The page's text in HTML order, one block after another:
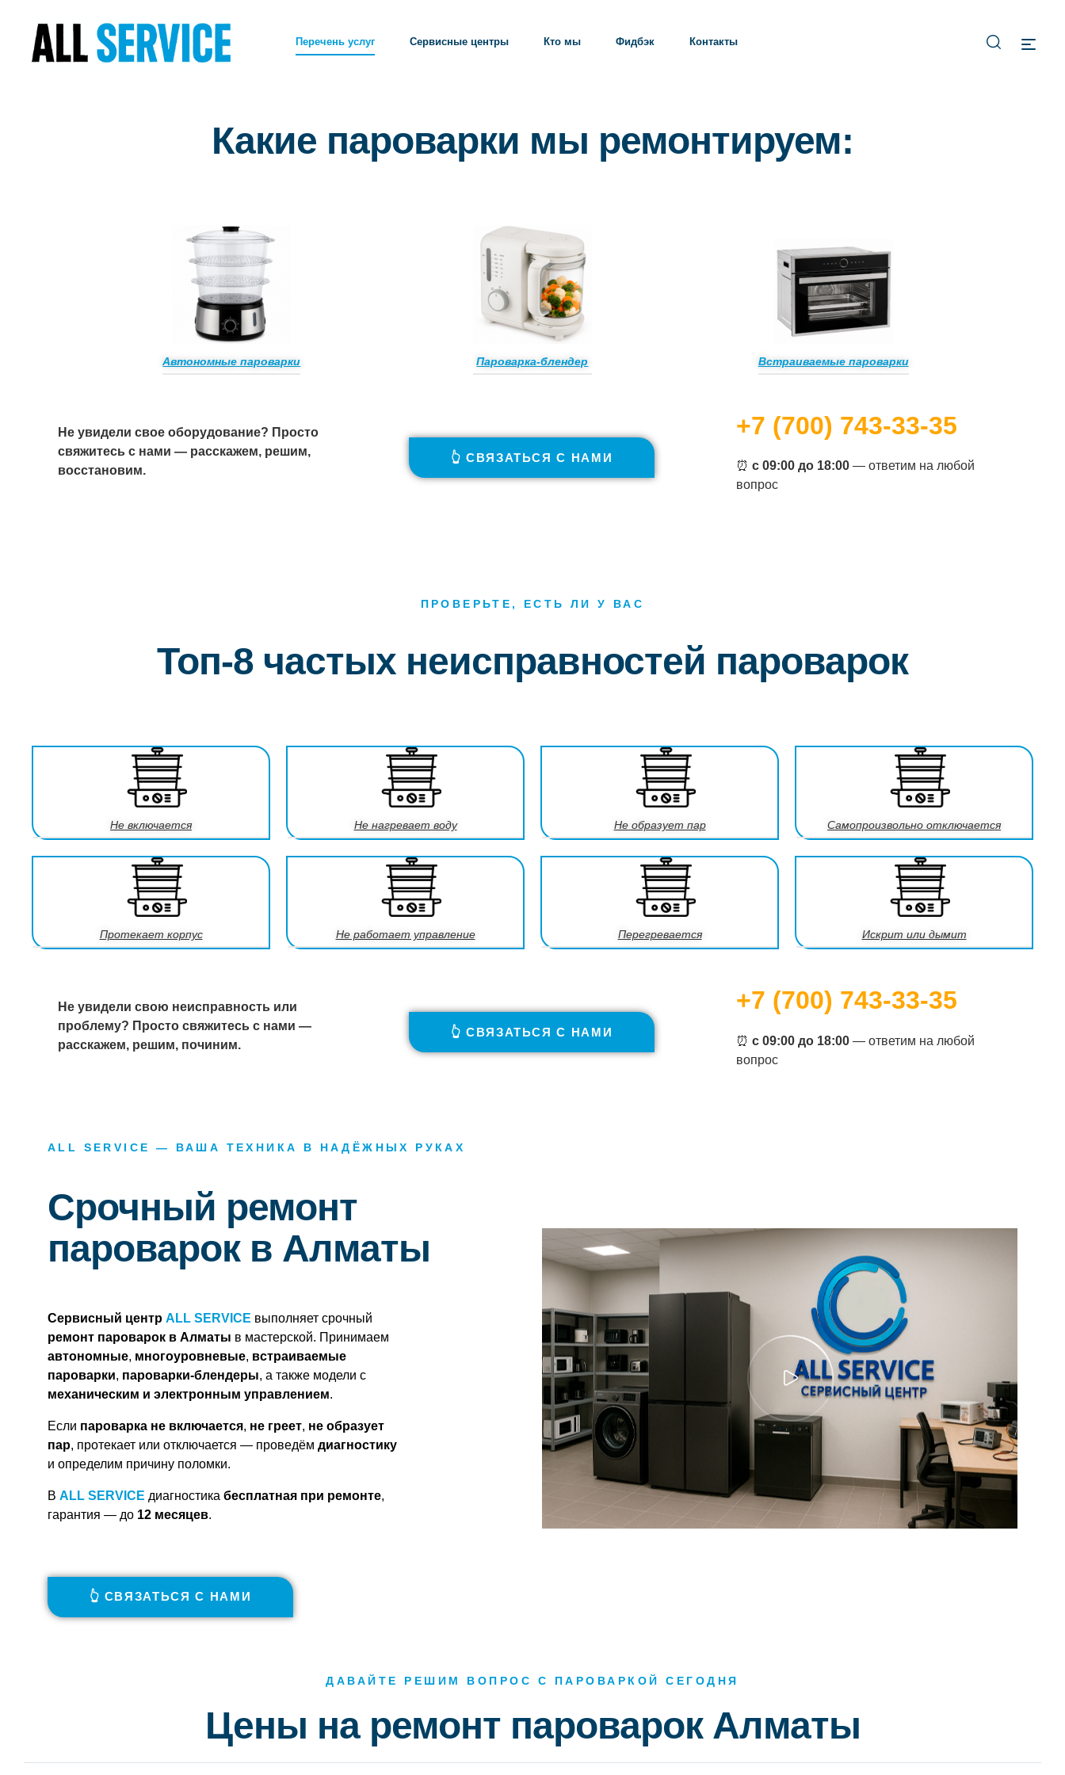
Перечень услуг Сервисные центры Кто мы Фидбэк Контакты
Какие пароварки мы ремонтируем:
Автономные пароварки Пароварка-блендер Встраиваемые пароварки
Не увидели свое оборудование? Просто
свяжитесь с нами — расскажем, решим,
восстановим.
👆 СВЯЗАТЬСЯ С НАМИ
+7 (700) 743-33-35
⏰ с 09:00 до 18:00— ответим на любой
вопрос
ПРОВЕРЬТЕ, ЕСТЬ ЛИ У ВАС
Топ-8 частых неисправностей пароварок
Не включается Не нагревает воду Не образует пар Самопроизвольно отключается
Протекает корпус Не работает управление Перегревается Искрит или дымит
Не увидели свою неисправность или
проблему? Просто свяжитесь с нами —
расскажем, решим, починим.
👆 СВЯЗАТЬСЯ С НАМИ
+7 (700) 743-33-35
⏰ с 09:00 до 18:00— ответим на любой
вопрос
ALL SERVICE — ВАША ТЕХНИКА В НАДЁЖНЫХ РУКАХ
Срочный ремонт
пароварок в Алматы
Сервисный центр ALL SERVICE выполняет срочный
ремонт пароварок в Алматы в мастерской. Принимаем
автономные, многоуровневые, встраиваемые
пароварки, пароварки-блендеры, а также модели с
механическим и электронным управлением.
Если пароварка не включается, не греет, не образует
пар, протекает или отключается — проведём диагностику
и определим причину поломки.
В ALL SERVICE диагностика бесплатная при ремонте,
гарантия — до 12 месяцев.
👆 СВЯЗАТЬСЯ С НАМИ
ДАВАЙТЕ РЕШИМ ВОПРОС С ПАРОВАРКОЙ СЕГОДНЯ
Цены на ремонт пароварок Алматы